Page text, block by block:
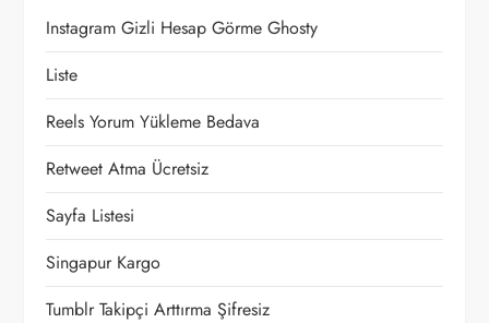
i
n
m
e
s
i
Instagram Gizli Hesap Görme Ghosty
Liste
Reels Yorum Yükleme Bedava
Retweet Atma Ücretsiz
Sayfa Listesi
Singapur Kargo
Tumblr Takipçi Arttırma Şifresiz